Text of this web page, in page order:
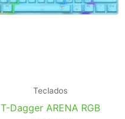
Teclados
T-Dagger ARENA RGB